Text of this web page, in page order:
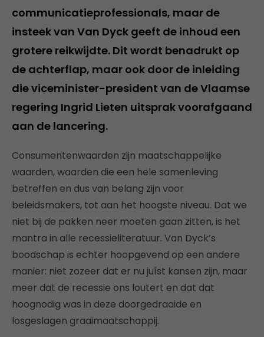
communicatieprofessionals, maar de
insteek van Van Dyck geeft de inhoud een
grotere reikwijdte. Dit wordt benadrukt op
de achterflap, maar ook door de inleiding
die viceminister-president van de Vlaamse
regering Ingrid Lieten uitsprak voorafgaand
aan de lancering.
Consumentenwaarden zijn maatschappelijke
waarden, waarden die een hele samenleving
betreffen en dus van belang zijn voor
beleidsmakers, tot aan het hoogste niveau. Dat we
niet bij de pakken neer moeten gaan zitten, is het
mantra in alle recessieliteratuur. Van Dyck’s
boodschap is echter hoopgevend op een andere
manier: niet zozeer dat er nu juíst kansen zijn, maar
meer dat de recessie ons loutert en dat dat
hoognodig was in deze doorgedraaide en
losgeslagen graaimaatschappij.